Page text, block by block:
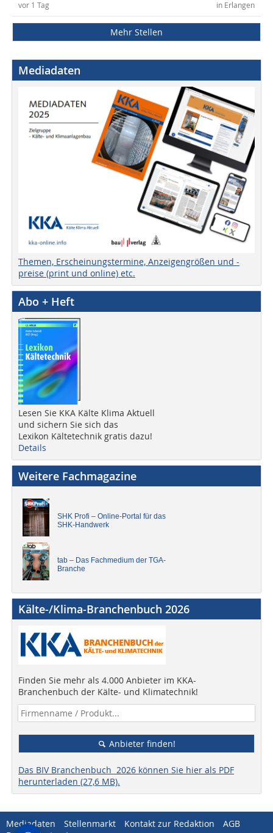
in Erlangen
vor 1 Tag
Mehr Stellen
Mediadaten
Themen, Erscheinungstermine, Anzeigengrößen und -
preise (print und online) etc.
Abo + Heft
Lesen Sie KKA Kälte Klima Aktuell
und sichern Sie sich das
Lexikon Kältetechnik gratis dazu!
Details
Weitere Fachmagazine
SHK Profi – Online-Portal für das
SHK-Handwerk
tab – Das Fachmedium der TGA-
Branche
Kälte-/Klima-Branchenbuch 2026
Finden Sie mehr als 4.000 Anbieter im KKA-
Branchenbuch der Kälte- und Klimatechnik!
Anbieter finden!
Das BIV Branchenbuch 2026 können Sie hier als PDF
herunterladen (27,6 MB).
Mediadaten Stellenmarkt Kontakt zur Redaktion
AGB